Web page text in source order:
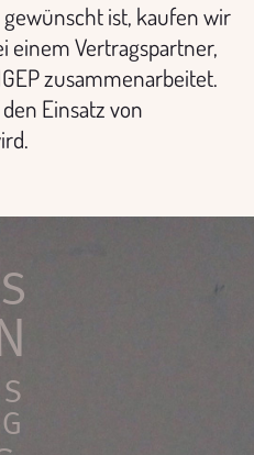
ist, kaufen wir
einem Vertragspartner,
zusammenarbeitet.
Einsatz von